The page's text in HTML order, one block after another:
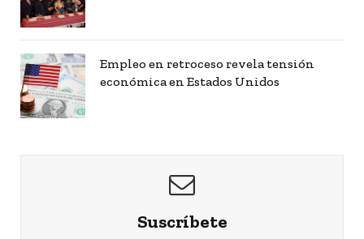
Empleo en retroceso revela tensión
económica en Estados Unidos
Suscríbete